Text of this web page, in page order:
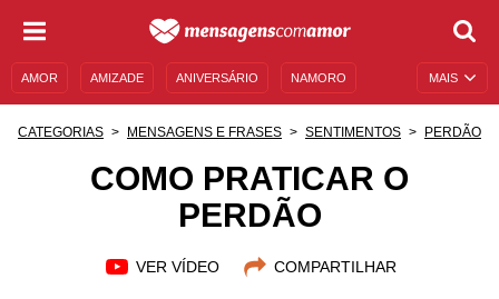
MAIS
AMOR AMIZADE ANIVERSÁRIO NAMORO
MENSAGENS DE ANIVERSÁRIO
CATEGORIAS MENSAGENS E FRASES SENTIMENTOS PERDÃO
COMO PRATICAR O
PERDÃO
VER VÍDEO COMPARTILHAR